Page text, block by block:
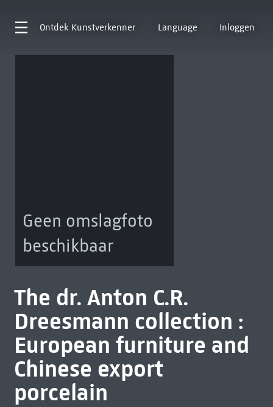
Ontdek Kunstverkenner Language Inloggen
Geen omslagfoto
beschikbaar
The dr. Anton C.R.
Dreesmann collection :
European furniture and
Chinese export
porcelain